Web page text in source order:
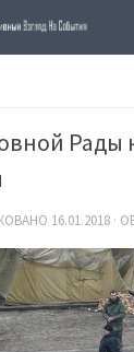
Рады
16.01.2018 ·